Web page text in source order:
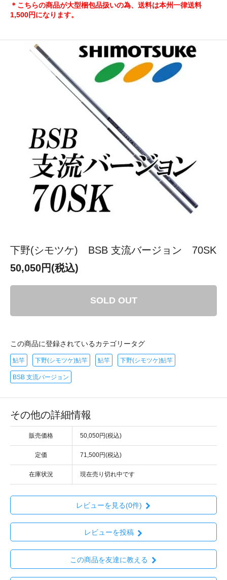
＊こちらの商品が大型梱包品扱いの為、送料は本州一律送料
1,500円になります。
下野(シモツケ) BSB 支流バージョン 70SK
50,050円(税込)
SOLD OUT
この商品に登録されているカテゴリータグ
鮎竿 下野(シモツケ)鮎竿 鮎竿 下野(シモツケ)鮎竿
BSB 支流バージョン
その他の詳細情報
販売価格 50,050円(税込)
定価 71,500円(税込)
在庫状況 現在売り切れ中です
レビューを見る(0件)
レビューを投稿
この商品を友達に教える